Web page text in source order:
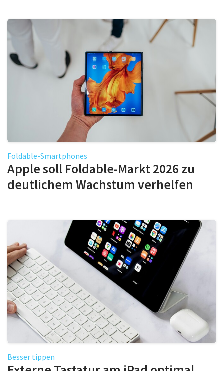
Foldable-Smartphones
Apple soll Foldable-Markt 2026 zu
deutlichem Wachstum verhelfen
Besser tippen